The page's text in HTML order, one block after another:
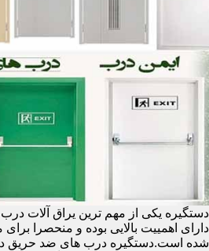
دستگیره یکی از مهم ترین یراق آلات
دارای اهمییت بالایی بوده و منحصرا
شده است.دستگیره درب های ضد حریق